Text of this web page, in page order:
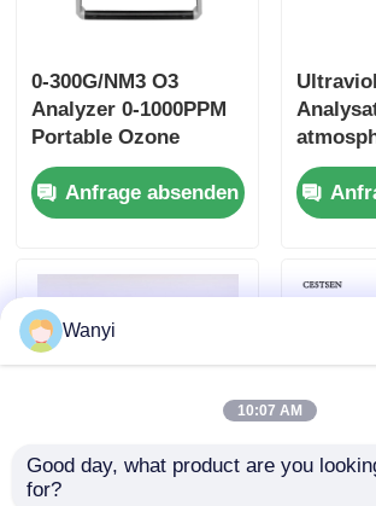
Glasfaser-Thermometer
Infrarot-Emissionsmelder
0-300G/NM3 O3
Analyzer 0-1000PPM
Portable Ozone
Analyzer Ultraviolet
Anfrage absenden
Pegel,
Wanyi
10:07 AM
Good day, what product are you
for?